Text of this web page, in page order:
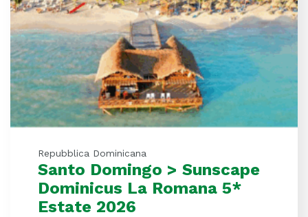
Repubblica Dominicana
Santo Domingo > Sunscape
Dominicus La Romana 5*
Estate 2026